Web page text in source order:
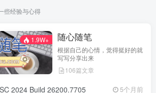
些经验与心得
1.9W+ 随心随笔
根据自己的心情，觉得挺好的就
写写分享出来
106篇文章
2024 Build 26200.7705 5个月前